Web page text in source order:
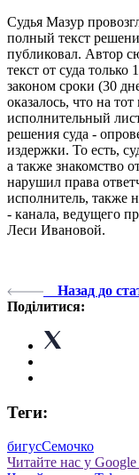
Судья Мазур
полный текст
публиковал. Автор
текст от суда только
законом сроки (30
оказалось, что на
исполнительный
решения суда -
издержки. То есть,
а также знакомство
нарушил права
исполнитель, также
- канала, ведущего
Леси Ивановой.
Назад до
Поділитися:
Теги:
бигусСемочко
Читайте нас у